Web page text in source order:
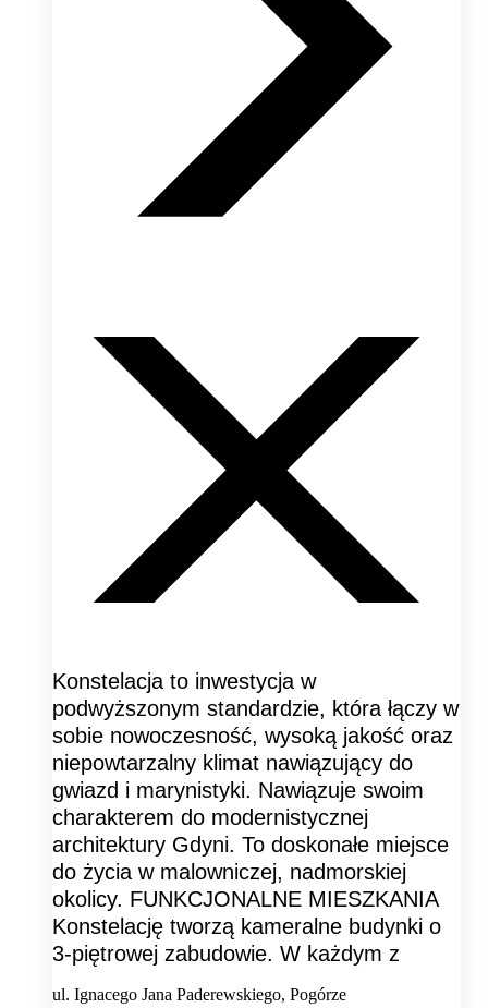
Konstelacja to inwestycja w
podwyższonym standardzie, która łączy w
sobie nowoczesność, wysoką jakość oraz
niepowtarzalny klimat nawiązujący do
gwiazd i marynistyki. Nawiązuje swoim
charakterem do modernistycznej
architektury Gdyni. To doskonałe miejsce
do życia w malowniczej, nadmorskiej
okolicy. FUNKCJONALNE MIESZKANIA
Konstelację tworzą kameralne budynki o
3-piętrowej zabudowie. W każdym z
ul. Ignacego Jana Paderewskiego, Pogórze